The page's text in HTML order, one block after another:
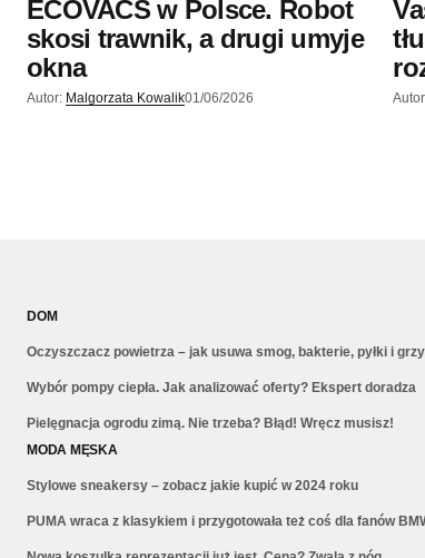
ECOVACS w Polsce. Robot
skosi trawnik, a drugi umyje
okna
Autor: Malgorzata Kowalik01/06/2026
DOM
Oczyszczacz powietrza – jak usuwa smog, bakterie, pyłki i
Wybór pompy ciepła. Jak analizować oferty? Ekspert doradza
Pielęgnacja ogrodu zimą. Nie trzeba? Błąd! Wręcz musisz!
MODA MĘSKA
Stylowe sneakersy – zobacz jakie kupić w 2024 roku
PUMA wraca z klasykiem i przygotowała też coś dla fanów